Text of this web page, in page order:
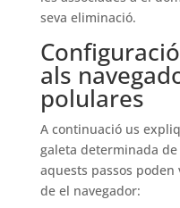
seva eliminació.
als
polulares
A continuació us
galeta determinada
aquests passos
de el navegador: